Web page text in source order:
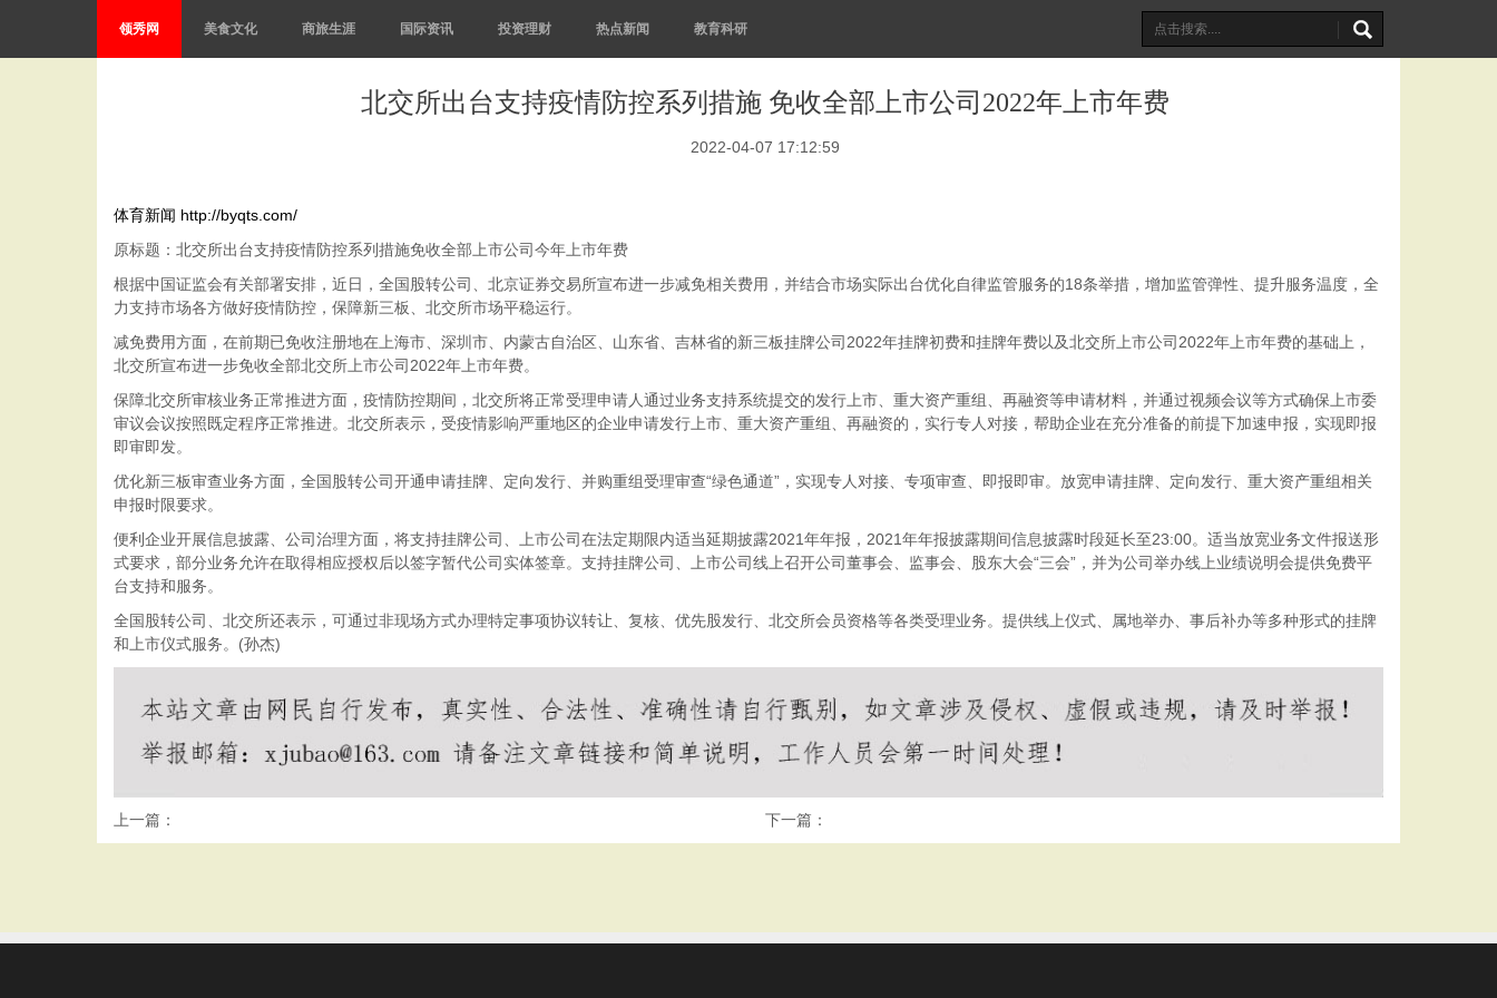
领秀网 美食文化 商旅生涯 国际资讯 投资理财 热点新闻 教育科研
北交所出台支持疫情防控系列措施 免收全部上市公司2022年上市年费
2022-04-07 17:12:59
体育新闻 http://byqts.com/
原标题：北交所出台支持疫情防控系列措施免收全部上市公司今年上市年费
根据中国证监会有关部署安排，近日，全国股转公司、北京证券交易所宣布进一步减免相关费用，并结合市场实际出台优化自律监管服务的18条举措，增加监管弹性、提升服务温度，全
力支持市场各方做好疫情防控，保障新三板、北交所市场平稳运行。
减免费用方面，在前期已免收注册地在上海市、深圳市、内蒙古自治区、山东省、吉林省的新三板挂牌公司2022年挂牌初费和挂牌年费以及北交所上市公司2022年上市年费的基础上，
北交所宣布进一步免收全部北交所上市公司2022年上市年费。
保障北交所审核业务正常推进方面，疫情防控期间，北交所将正常受理申请人通过业务支持系统提交的发行上市、重大资产重组、再融资等申请材料，并通过视频会议等方式确保上市委
审议会议按照既定程序正常推进。北交所表示，受疫情影响严重地区的企业申请发行上市、重大资产重组、再融资的，实行专人对接，帮助企业在充分准备的前提下加速申报，实现即报
即审即发。
优化新三板审查业务方面，全国股转公司开通申请挂牌、定向发行、并购重组受理审查“绿色通道”，实现专人对接、专项审查、即报即审。放宽申请挂牌、定向发行、重大资产重组相关
申报时限要求。
便利企业开展信息披露、公司治理方面，将支持挂牌公司、上市公司在法定期限内适当延期披露2021年年报，2021年年报披露期间信息披露时段延长至23:00。适当放宽业务文件报送形
式要求，部分业务允许在取得相应授权后以签字暂代公司实体签章。支持挂牌公司、上市公司线上召开公司董事会、监事会、股东大会“三会”，并为公司举办线上业绩说明会提供免费平
台支持和服务。
全国股转公司、北交所还表示，可通过非现场方式办理特定事项协议转让、复核、优先股发行、北交所会员资格等各类受理业务。提供线上仪式、属地举办、事后补办等多种形式的挂牌
和上市仪式服务。(孙杰)
上一篇： 下一篇：